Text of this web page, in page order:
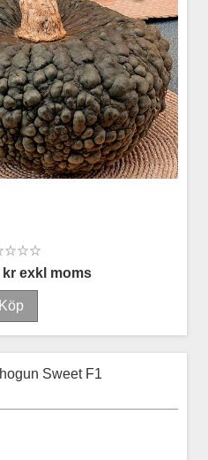
kr exkl moms
Sweet F1